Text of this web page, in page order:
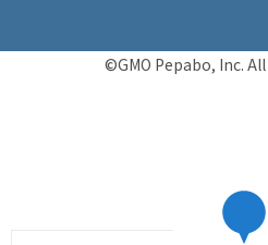
©GMO Pepabo, Inc.